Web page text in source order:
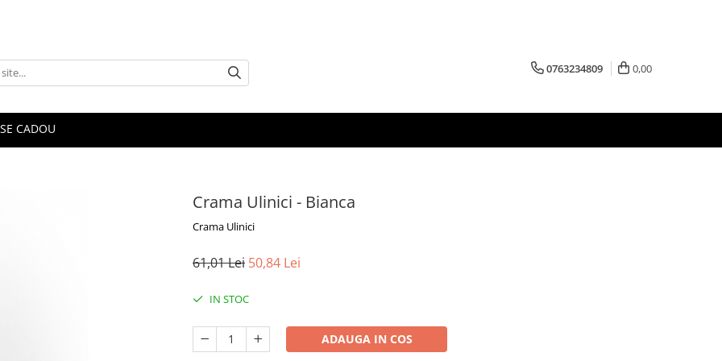
0763234809 0,00
CADOU
Crama Ulinici - Bianca
Crama Ulinici
61,01 Lei 50,84 Lei
IN STOC
ADAUGA IN COS